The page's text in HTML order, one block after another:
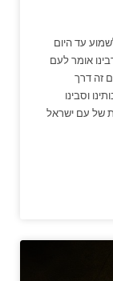
עד היום
אומר לעם
זה דרך
וסבינו
של עם ישראל